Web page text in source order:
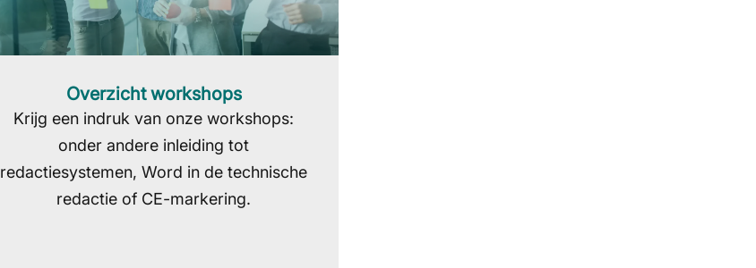
Overzicht workshops
Krijg een indruk van onze workshops:
onder andere inleiding tot
redactiesystemen, Word in de technische
redactie of CE-markering.